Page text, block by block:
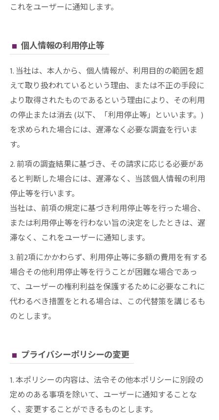
これをユーザーに通知します。
個人情報の利用停止等
1. 当社は、本人から、個人情報が、利用目的の範囲を超
えて取り扱われているという理由、または不正の手段に
より取得されたものであるという理由により、その利用
の停止または消去 (以下、「利用停止等」といいます。)
を求められた場合には、遅滞なく必要な調査を行いま
す。
2. 前項の調査結果に基づき、その請求に応じる必要があ
ると判断した場合には、遅滞なく、当該個人情報の利用
停止等を行います。
当社は、前項の規定に基づき利用停止等を行った場合、
または利用停止等を行わない旨の決定をしたときは、遅
滞なく、これをユーザーに通知します。
3. 前2項にかかわらず、利用停止等に多額の費用を有する
場合その他利用停止等を行うことが困難な場合であっ
て、ユーザーの権利利益を保護するために必要なこれに
代わるべき措置をとれる場合は、この代替策を講じるも
のとします。
プライバシーポリシーの変更
1. 本ポリシーの内容は、法令その他本ポリシーに別段の
定めのある事項を除いて、ユーザーに通知することな
く、変更することができるものとします。